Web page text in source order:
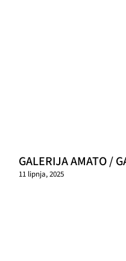
GALERIJA AMATO /
11 lipnja, 2025